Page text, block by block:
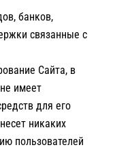
банков,
связанные с
Сайта, в
имеет
для его
никаких
пользователей